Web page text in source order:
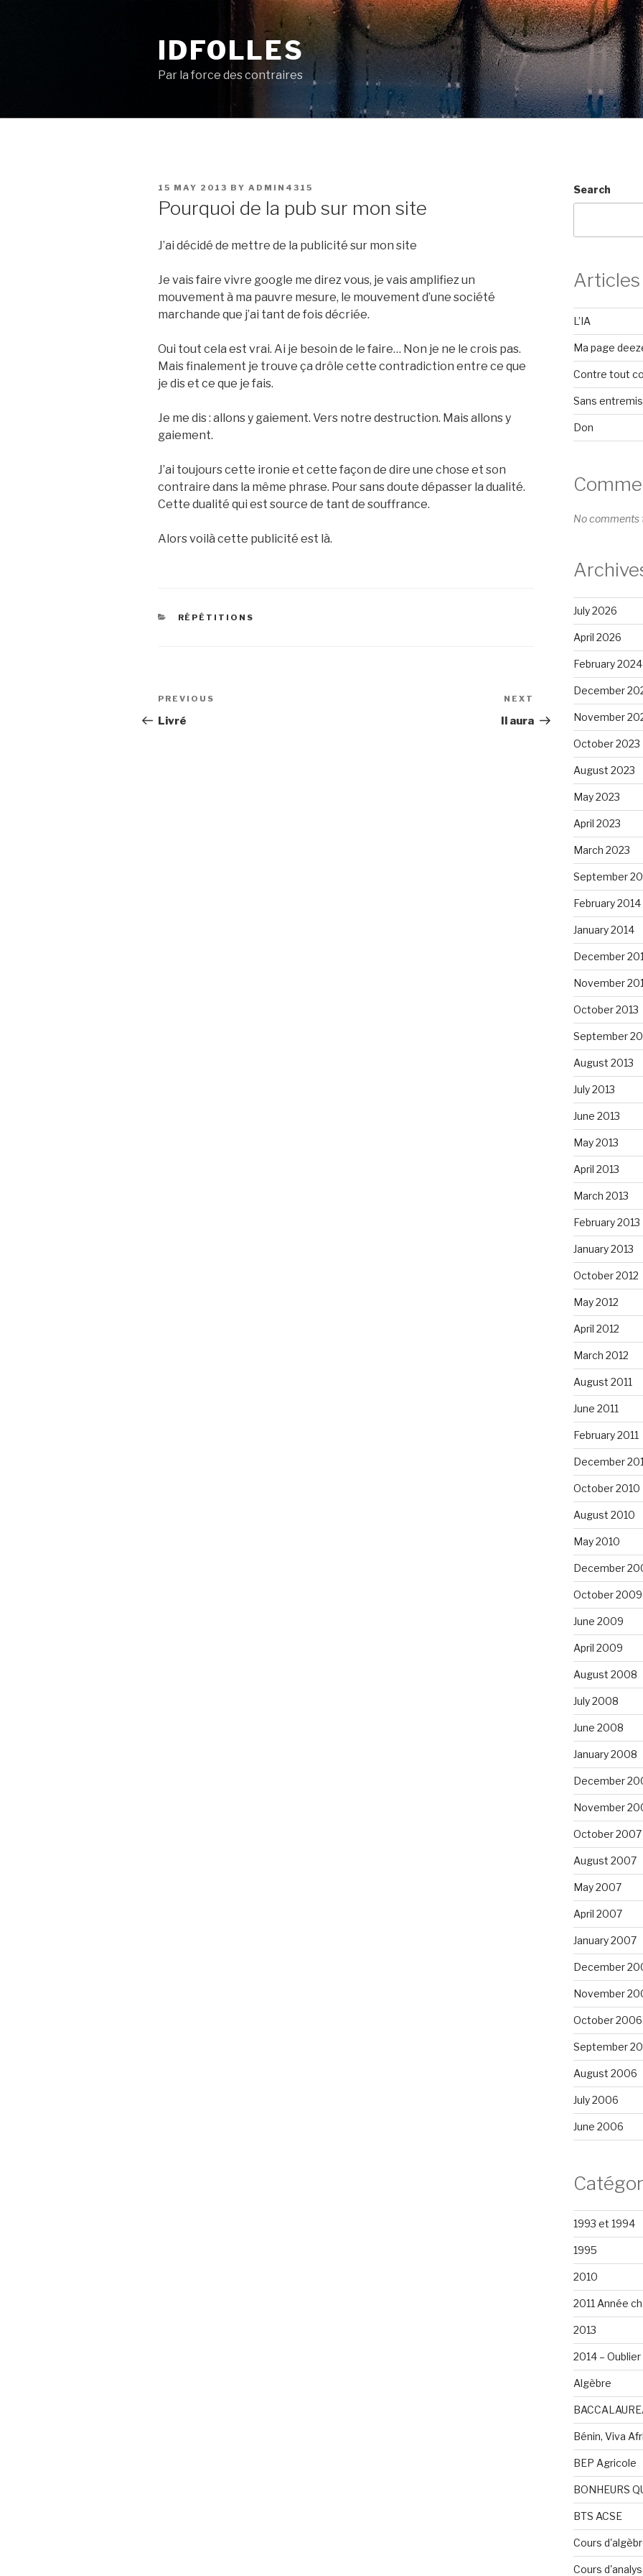
IDFOLLES
Par la force des contraires
POSTED
15 MAY 2013 BY ADMIN4315
Pourquoi de la pub sur mon site
J’ai décidé de mettre de la publicité sur mon site
Je vais faire vivre google me direz vous, je vais amplifiez un
mouvement à ma pauvre mesure, le mouvement d’une société
marchande que j’ai tant de fois décriée.
Oui tout cela est vrai. Ai je besoin de le faire… Non je ne le crois pas.
Mais finalement je trouve ça drôle cette contradiction entre ce que
je dis et ce que je fais.
Je me dis : allons y gaiement. Vers notre destruction. Mais allons y
gaiement.
J’ai toujours cette ironie et cette façon de dire une chose et son
contraire dans la même phrase. Pour sans doute dépasser la dualité.
Cette dualité qui est source de tant de souffrance.
Alors voilà cette publicité est là.
CATEGORIES
RÉPÉTITIONS
Post
navigation
Previous
Post
PREVIOUS
Livré
Post
NEXT
Il aura
Search
L’IA
Ma page
Contre tout
Sans
Don
No comments
July 2026
April 2026
February 2024
December
November
October 2023
August 2023
May 2023
April 2023
March 2023
September
February 2014
January 2014
December
November
October 2013
September
August 2013
July 2013
June 2013
May 2013
April 2013
March 2013
February 2013
January 2013
October 2012
May 2012
April 2012
March 2012
August 2011
June 2011
February 2011
December
October 2010
August 2010
May 2010
December
October 2009
June 2009
April 2009
August 2008
July 2008
June 2008
January 2008
December
November
October 2007
August 2007
May 2007
April 2007
January 2007
December
November
October 2006
September
August 2006
July 2006
June 2006
1993 et 1994
1995
2010
2011 Année
2013
2014 –
Algèbre
Bénin, Viva
BEP Agricole
BONHEURS
BTS ACSE
Cours
Cours